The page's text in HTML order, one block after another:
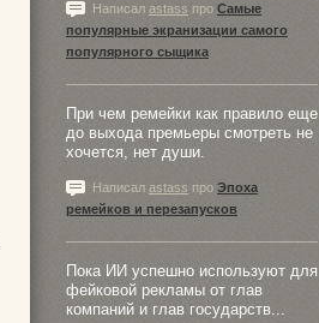
Написал astass про Самые
популярные экранизации самого
популярного сыщика
При чем ремейки как правило еще
до выхода премьеры смотреть не
хочется, нет души.
Написал astass про Эпоха
ремейков и перезапусков
Пока ИИ успешно используют для
фейковой рекламы от глав
компаний и глав государств...